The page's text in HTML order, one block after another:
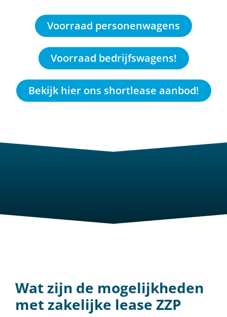
Voorraad personenwagens
Voorraad bedrijfswagens!
Bekijk hier ons shortlease aanbod!
Wat zijn de mogelijkheden
met zakelijke lease ZZP